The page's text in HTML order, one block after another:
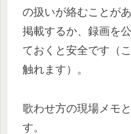
の扱いが絡むことが
掲載するか、録画を
ておくと安全です（
触れます）。
歌わせ方の現場メモ
す。